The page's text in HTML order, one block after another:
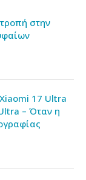
στην
17 Ultra
– Όταν η